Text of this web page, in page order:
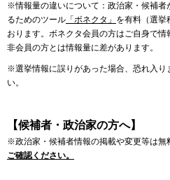
※情報量の違いについて：政治家・候補者
るためのツール 「ボネクタ」 を有料（選挙
おります。ボネクタ会員の方はご自身で情
非会員の方とは情報量に差があります。
※選挙情報に誤りがあった場合、恐れ入り
い。
【候補者・政治家の方へ】
※政治家・候補者情報の掲載や変更等は無
ご確認ください。